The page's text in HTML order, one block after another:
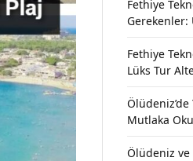
Fethiye
Gerekenler:
Fethiye
Lüks Tur
Mutlaka
Ölüdeniz ve